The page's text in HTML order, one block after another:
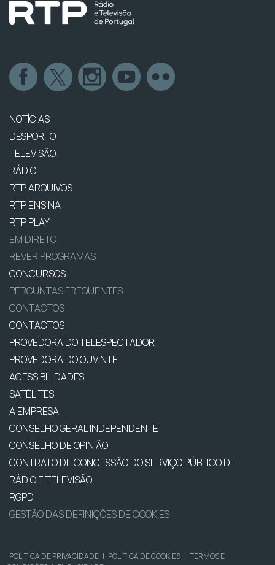
NOTÍCIAS
DESPORTO
TELEVISÃO
RÁDIO
RTP ARQUIVOS
RTP ENSINA
RTP PLAY
EM DIRETO
REVER PROGRAMAS
CONCURSOS
PERGUNTAS FREQUENTES
CONTACTOS
CONTACTOS
PROVEDORA DO TELESPECTADOR
PROVEDORA DO OUVINTE
ACESSIBILIDADES
SATÉLITES
A EMPRESA
CONSELHO GERAL INDEPENDENTE
CONSELHO DE OPINIÃO
CONTRATO DE CONCESSÃO DO SERVIÇO PÚBLICO DE
RÁDIO E TELEVISÃO
RGPD
GESTÃO DAS DEFINIÇÕES DE COOKIES
POLÍTICA DE PRIVACIDADE | POLÍTICA DE COOKIES | TERMOS E